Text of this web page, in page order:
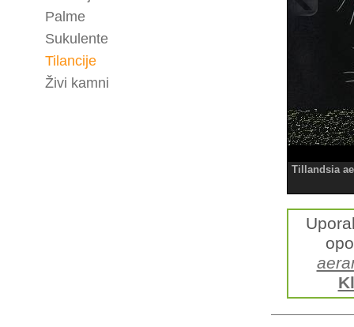
Palme
Sukulente
Tilancije
Živi kamni
Tillandsia